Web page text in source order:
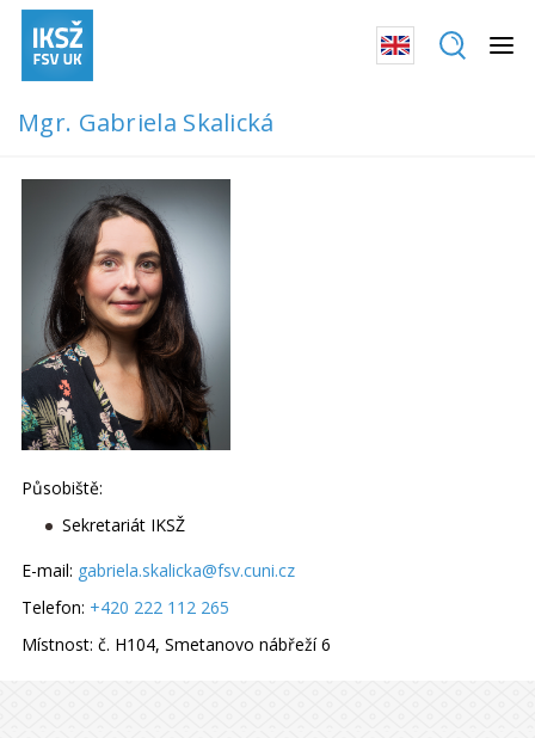
Mgr. Gabriela Skalická
Působiště:
Sekretariát IKSŽ
E-mail: gabriela.skalicka@fsv.cuni.cz
Telefon: +420 222 112 265
Místnost: č. H104, Smetanovo nábřeží 6